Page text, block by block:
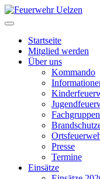
Startseite
Mitglied werden
Über uns
Kommando
Fachgruppen
Presse
Termine
Einsätze